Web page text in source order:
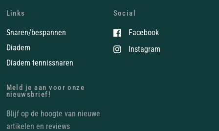
Links
Snaren/bespannen
Diadem
Diadem tennissnaren
Social
Facebook
Instagram
Meld je aan voor onze
nieuwsbrief!
Blijf op de hoogte van nieuwe
artikelen en reviews